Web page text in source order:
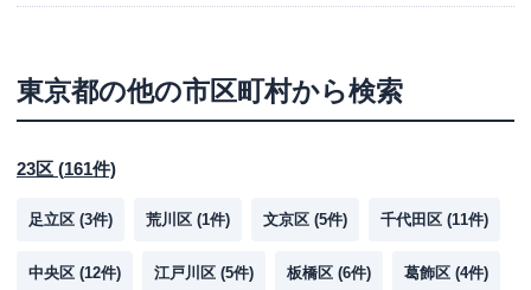
東京都の他の市区町村から検索
23区 (161件)
足立区 (3件) 荒川区 (1件) 文京区 (5件) 千代田区 (11件)
中央区 (12件) 江戸川区 (5件) 板橋区 (6件) 葛飾区 (4件)